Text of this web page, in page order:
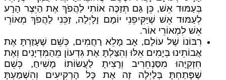
בְּעַמּוּד אֵשׁ, כֵּן גַּם תְּזַכֶּה אוֹתִי לַהֲפֹךְ אֶת הַיֵּצֶר הָרָע
לְעַמּוּד אֵשׁ שֶׁיַּקִּיפֵנִי יוֹמָם וָלָיְלָה, זַכֵּנִי לַהֲפֹךְ מְאוֹרֵי
אֵשׁ לִמְאוֹרֵי אוֹר.
רִבּוֹנוֹ שֶׁל עוֹלָם, אָב מָלֵא רַחֲמִים, כְּשֵׁם שֶׁעָזַרְתָּ אֶת
אֲבוֹתֵינוּ בְּיָמִים אֵלּוּ וְהִצַּלְתָּ אֶת גִּדְעוֹן מֵהַמִּדְיָנִים וְאֶת
חִזְקִיָּהוּ מִסַּנְחֵרִיב וְרָצִיתָ לַעֲשׂוֹתוֹ מָשִׁיחַ, כְּשֵׁם
שֶׁפָּתַחְתָּ בְּלַיְלָה זֶה אֶת כָּל הָרְקִיעִים וְהִשְׁמַעְתָּ